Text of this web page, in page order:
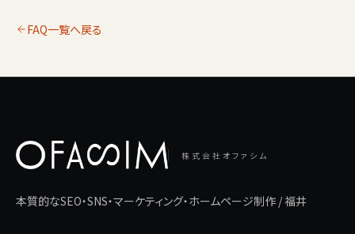
FAQ一覧へ戻る
株式会社オファシム
本質的なSEO・SNS・マーケティング・ホームページ制作 / 福井